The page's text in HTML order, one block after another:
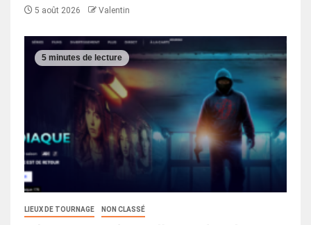
5 août 2026 Valentin
5 minutes de lecture
LIEUX DE TOURNAGE NON CLASSÉ